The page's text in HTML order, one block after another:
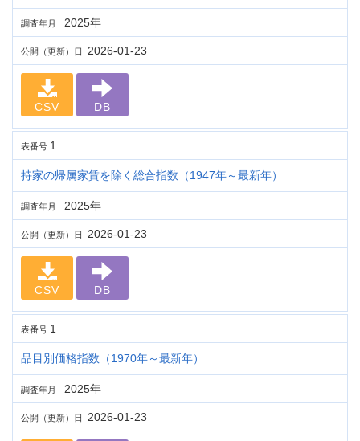
調査年月 2025年
公開（更新）日 2026-01-23
CSV DB
表番号 1
持家の帰属家賃を除く総合指数（1947年～最新年）
調査年月 2025年
公開（更新）日 2026-01-23
CSV DB
表番号 1
品目別価格指数（1970年～最新年）
調査年月 2025年
公開（更新）日 2026-01-23